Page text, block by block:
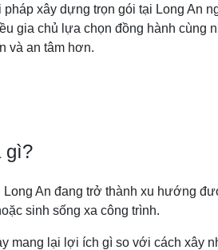
xây dựng trọn gói tại Long
gia chủ lựa chọn đồng hành cùng
và an tâm hơn.
gì?
An đang trở thành xu hướng
sinh sống xa công trình.
mang lại lợi ích gì so với cách xây